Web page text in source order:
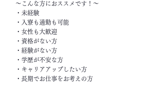
～こんな方におススメです！～
・未経験
・入寮も通勤も可能
・女性も大歓迎
・資格がない方
・経験がない方
・学歴が不安な方
・キャリアアップしたい方
・長期でお仕事をお考えの方